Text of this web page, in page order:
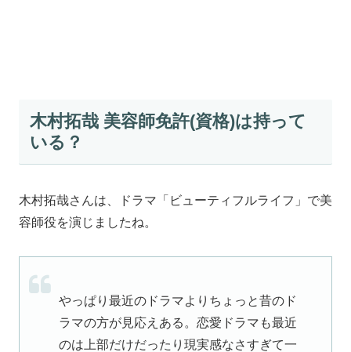
木村拓哉 美容師免許(資格)は持って
いる？
木村拓哉さんは、ドラマ「ビューティフルライフ」で美
容師役を演じましたね。
やっぱり最近のドラマよりちょっと昔のド
ラマの方が見応えある。恋愛ドラマも最近
のは上部だけだったり現実感なさすぎて一